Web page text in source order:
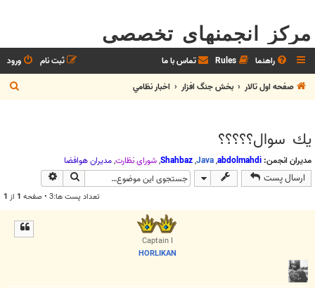
مرکز انجمنهای تخصصی
راهنما Rules تماس با ما ورود
ثبت نام
صفحه اول تالار
بخش جنگ افزار اخبار نظامي
س
يك سوال؟؟؟؟؟
مدیران انجمن: abdolmahdi
,
Java
,
Shahbaz
,شوراي نظارت,مديران هوافضا
ارسال پست جستجو
تعداد پست ها:3 • صفحه 1 از 1
Captain I
HORLIKAN